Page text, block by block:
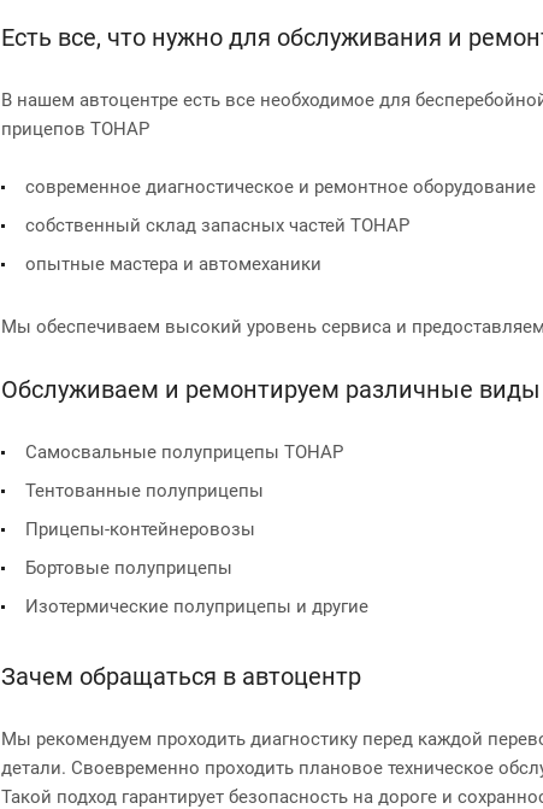
Есть все, что нужно для обслуживания и
В нашем автоцентре есть все необходимое для
прицепов ТОНАР
современное диагностическое и ремонтное оборудование
собственный склад запасных частей ТОНАР
опытные мастера и автомеханики
Мы обеспечиваем высокий уровень сервиса и
Обслуживаем и ремонтируем различные
Самосвальные полуприцепы ТОНАР
Тентованные полуприцепы
Прицепы-контейнеровозы
Бортовые полуприцепы
Изотермические полуприцепы и другие
Зачем обращаться в автоцентр
Мы рекомендуем проходить диагностику перед каждой
детали. Своевременно проходить плановое техническое
Такой подход гарантирует безопасность на дороге и